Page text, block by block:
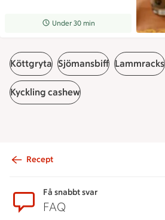
Receptet tar Under 30 min att tillaga
Under 30 min
Köttgryta Sjömansbiff Lammracks
Kyckling cashew
Recept
Få snabbt svar
FAQ